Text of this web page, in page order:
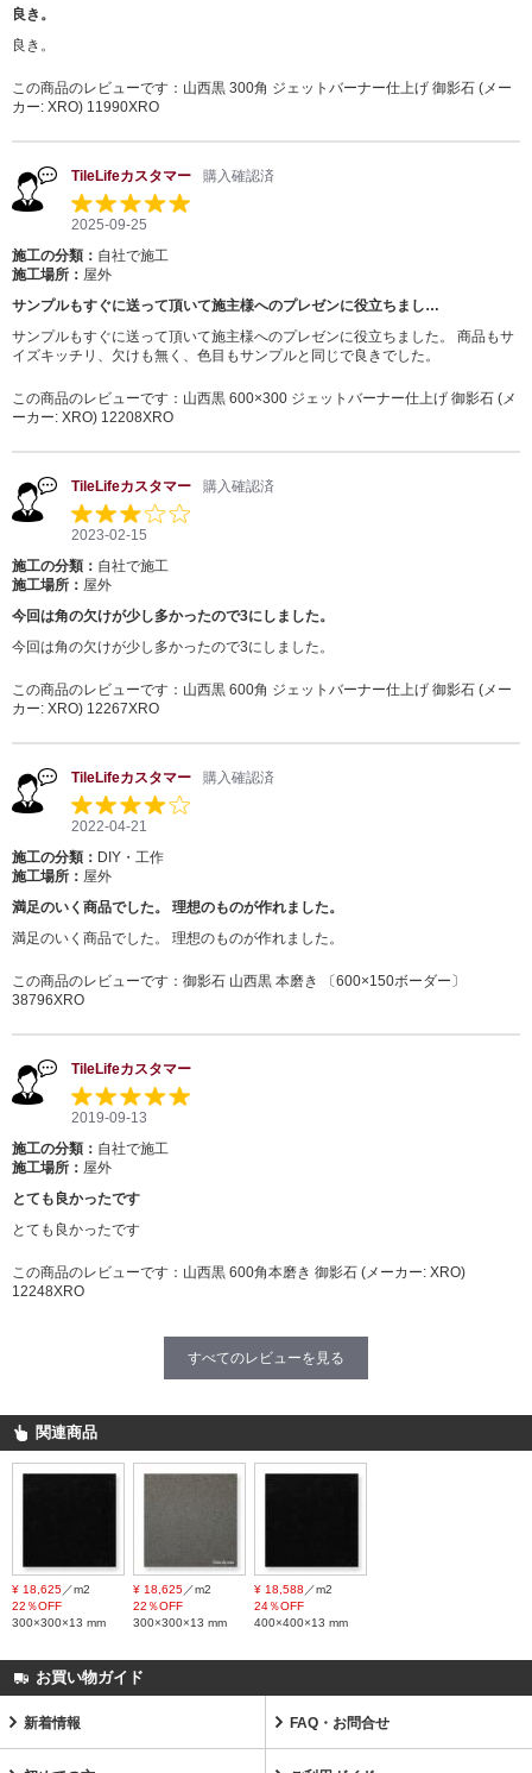
良き。
良き。
この商品のレビューです： 山西黒 300角 ジェットバーナー仕上げ 御影石 (メー
カー: XRO) 11990XRO
TileLifeカスタマー 購入確認済
2025-09-25
施工の分類： 自社で施工
施工場所： 屋外
サンプルもすぐに送って頂いて施主様へのプレゼンに役立ちまし…
サンプルもすぐに送って頂いて施主様へのプレゼンに役立ちました。 商品もサ
イズキッチリ、欠けも無く、色目もサンプルと同じで良きでした。
この商品のレビューです： 山西黒 600×300 ジェットバーナー仕上げ 御影石 (メ
ーカー: XRO) 12208XRO
TileLifeカスタマー 購入確認済
2023-02-15
施工の分類： 自社で施工
施工場所： 屋外
今回は角の欠けが少し多かったので3にしました。
今回は角の欠けが少し多かったので3にしました。
この商品のレビューです： 山西黒 600角 ジェットバーナー仕上げ 御影石 (メー
カー: XRO) 12267XRO
TileLifeカスタマー 購入確認済
2022-04-21
施工の分類： DIY・工作
施工場所： 屋外
満足のいく商品でした。 理想のものが作れました。
満足のいく商品でした。 理想のものが作れました。
この商品のレビューです： 御影石 山西黒 本磨き 〔600×150ボーダー〕
38796XRO
TileLifeカスタマー
2019-09-13
施工の分類： 自社で施工
施工場所： 屋外
とても良かったです
とても良かったです
この商品のレビューです： 山西黒 600角本磨き 御影石 (メーカー: XRO)
12248XRO
すべてのレビューを見る
関連商品
¥ 18,625／m2
22％OFF
300×300×13 mm
¥ 18,625／m2
22％OFF
300×300×13 mm
¥ 18,588 ／m2
24％OFF
400×400×13 mm
お買い物ガイド
新着情報 FAQ・お問合せ